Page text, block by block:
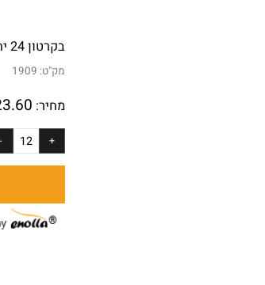
בקרטון 24 יחידות